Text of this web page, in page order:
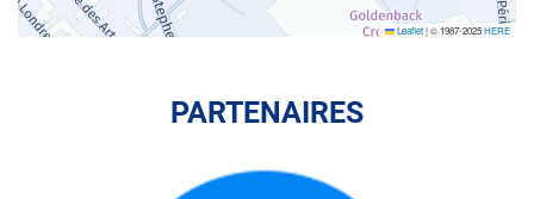
Leaflet|© 1987-2025HERE
PARTENAIRES